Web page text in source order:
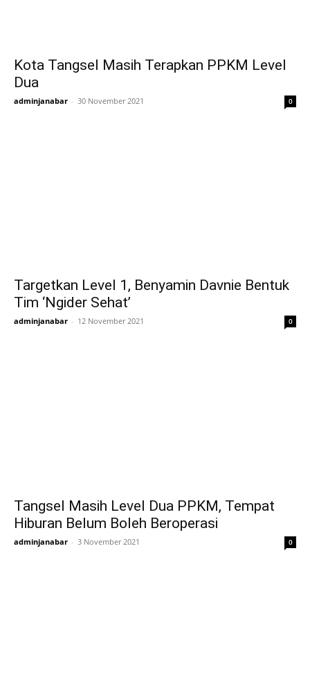
Kota Tangsel Masih Terapkan PPKM Level
Dua
adminjanabar - 30 November 2021 0
Targetkan Level 1, Benyamin Davnie Bentuk
Tim ‘Ngider Sehat’
adminjanabar - 12 November 2021 0
Tangsel Masih Level Dua PPKM, Tempat
Hiburan Belum Boleh Beroperasi
adminjanabar - 3 November 2021 0